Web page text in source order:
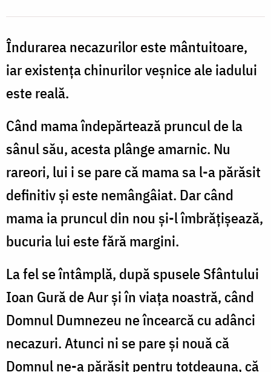
Îndurarea necazurilor este mântuitoare,
iar existenţa chinurilor veşnice ale iadului
este reală.
Când mama îndepărtează pruncul de la
sânul său, acesta plânge amarnic. Nu
rareori, lui i se pare că mama sa l-a părăsit
definitiv şi este nemângâiat. Dar când
mama ia pruncul din nou şi-l îmbrăţişează,
bucuria lui este fără margini.
La fel se întâmplă, după spusele Sfântului
Ioan Gură de Aur şi în viaţa noastră, când
Domnul Dumnezeu ne încearcă cu adânci
necazuri. Atunci ni se pare şi nouă că
Domnul ne-a părăsit pentru totdeauna, că